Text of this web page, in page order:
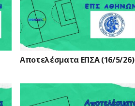
Αποτελέσματα ΕΠΣΑ (16/5/26)